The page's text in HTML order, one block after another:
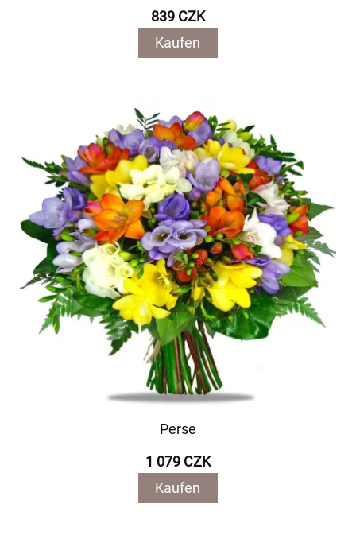
839 CZK
Kaufen
Perse
1 079 CZK
Kaufen